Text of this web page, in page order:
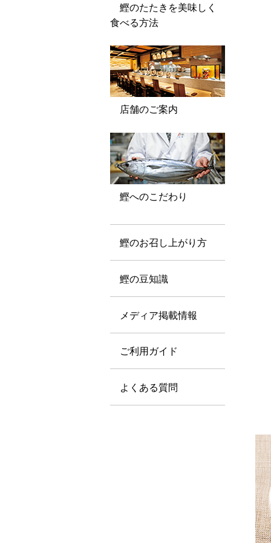
鰹のたたきを美味しく
食べる方法
店舗のご案内
鰹へのこだわり
鰹のお召し上がり方
鰹の豆知識
メディア掲載情報
ご利用ガイド
よくある質問